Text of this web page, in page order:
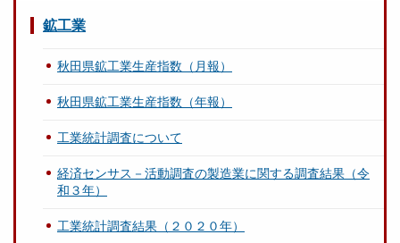
鉱工業
秋田県鉱工業生産指数（月報）
秋田県鉱工業生産指数（年報）
工業統計調査について
経済センサス－活動調査の製造業に関する調査結果（令
和３年）
工業統計調査結果（２０２０年）